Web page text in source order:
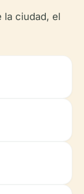
la ciudad, el